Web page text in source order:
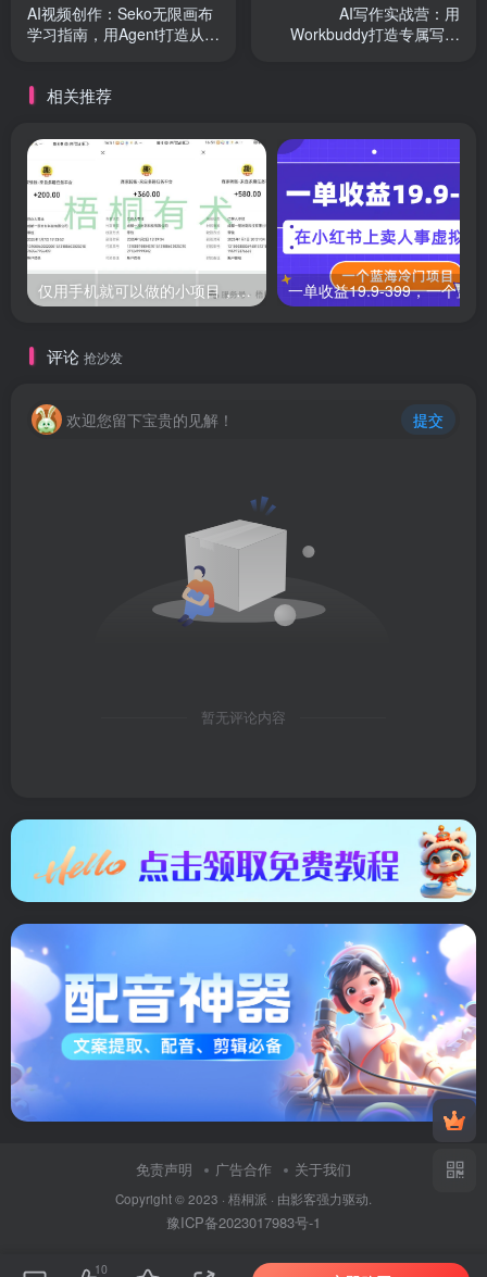
AI视频创作：Seko无限画布
学习指南，用Agent打造从创
AI写作实战营：用
Workbuddy打造专属写作
相关推荐
仅用手机就可以做的小项目，当天就能见钱，每天100-300
评论 抢沙发
欢迎您留下宝贵的见解！ 提交
暂无评论内容
免责声明 广告合作 关于我们
Copyright © 2023 · 梧桐派 · 由影客强力驱动.
豫ICP备2023017983号-1
10